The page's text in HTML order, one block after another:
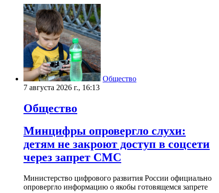
Общество
7 августа 2026 г., 16:13
Общество
Минцифры опровергло слухи:
детям не закроют доступ в соцсети
через запрет СМС
Министерство цифрового развития России официально
опровергло информацию о якобы готовящемся запрете